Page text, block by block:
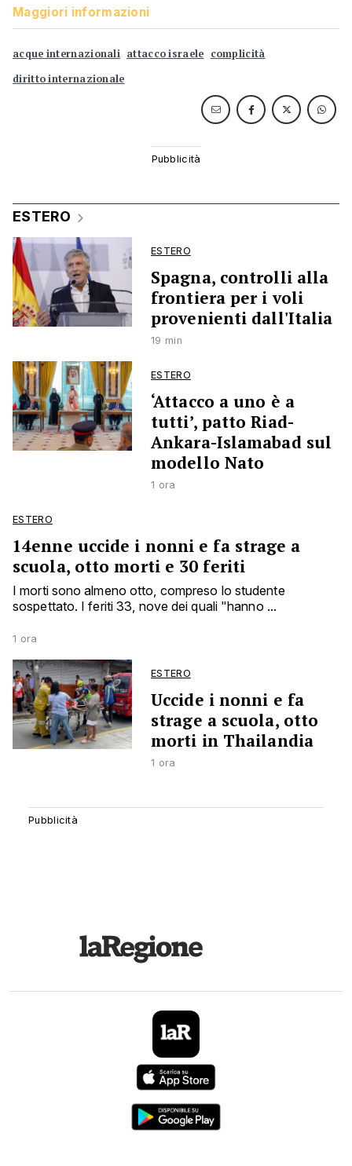
Maggiori informazioni
acque internazionali attacco israele complicità
diritto internazionale
ESTERO
ESTERO
Spagna, controlli alla
frontiera per i voli
provenienti dall'Italia
19 min
ESTERO
‘Attacco a uno è a
tutti’, patto Riad-
Ankara-Islamabad sul
modello Nato
1 ora
ESTERO
14enne uccide i nonni e fa strage a
scuola, otto morti e 30 feriti
I morti sono almeno otto, compreso lo studente
sospettato. I feriti 33, nove dei quali "hanno ...
1 ora
ESTERO
Uccide i nonni e fa
strage a scuola, otto
morti in Thailandia
1 ora